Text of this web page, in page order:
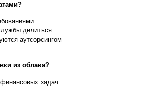
делиться
аутсорсингом
из облака?
задач